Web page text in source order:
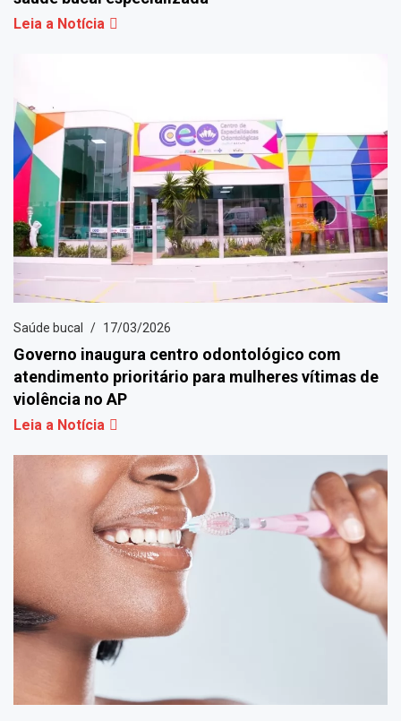
Leia a Notícia
Saúde bucal 17/03/2026
Governo inaugura centro odontológico com
atendimento prioritário para mulheres vítimas de
violência no AP
Leia a Notícia